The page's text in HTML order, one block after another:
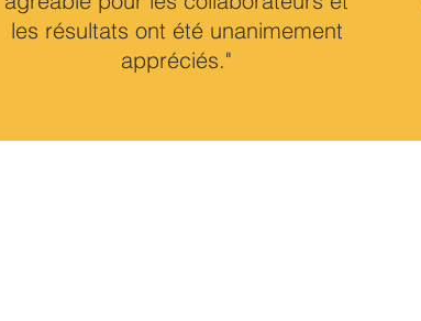
les résultats ont été unanimement
appréciés."